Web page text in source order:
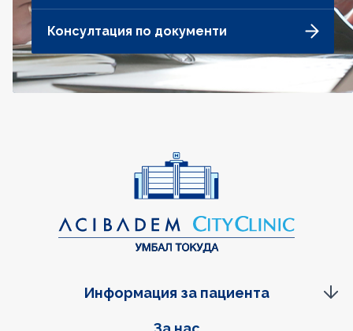
Консултация по документи
Информация за пациента